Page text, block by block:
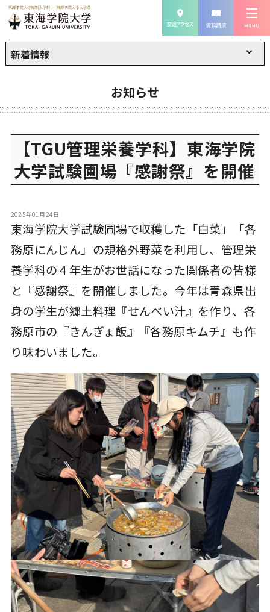
新着情報
お知らせ
【TGU管理栄養学科】東海学院
大学試験圃場『感謝祭』を開催
2025年01月24日
東海学院大学試験圃場で収穫した「白菜」「各
務原にんじん」の規格外野菜を利用し、管理栄
養学科の４年生がお世話になった関係者の皆様
と『感謝祭』を開催しました。今年は青森県出
身の学生が郷土料理『せんべい汁』を作り、各
務原市の『きんぎょ飯』『各務原キムチ』も作
り味わいました。